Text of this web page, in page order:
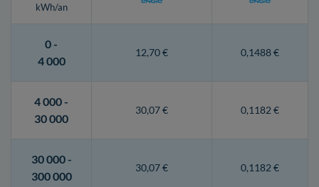
kWh/an
0 -
4 000
12,70 € 0,1488 €
4 000 -
30 000
30,07 € 0,1182 €
30 000 -
300 000
30,07 € 0,1182 €